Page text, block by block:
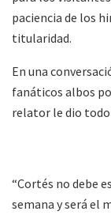
paciencia de los
titularidad.
En una
fanáticos albos
relator le dio todo
“Cortés no debe
semana y será el